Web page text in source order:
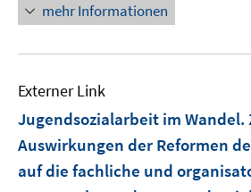
mehr Informationen
Externer Link
Jugendsozialarbeit im Wandel.
Auswirkungen der Reformen
auf die fachliche und